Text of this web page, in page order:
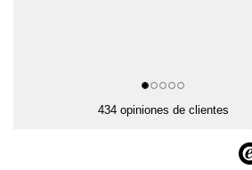
434 opiniones de clientes